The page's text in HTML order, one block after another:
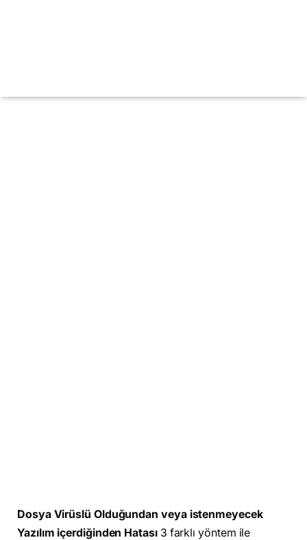
Dosya Virüslü Olduğundan veya istenmeyecek
Yazılım içerdiğinden Hatası3 farklı yöntem ile